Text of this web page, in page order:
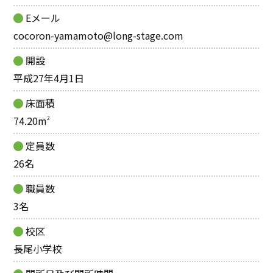
Eメール
cocoron-yamamoto@long-stage.com
開設
平成27年4月1日
床面積
74.20m2
定員数
26名
職員数
3名
校区
長尾小学校